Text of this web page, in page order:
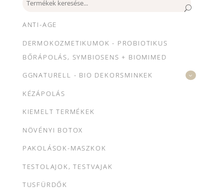
ANTI-AGE
DERMOKOZMETIKUMOK - PROBIOTIKUS
BŐRÁPOLÁS, SYMBIOSENS + BIOMIMED
GGNATURELL - BIO DEKORSMINKEK
KÉZÁPOLÁS
KIEMELT TERMÉKEK
NÖVÉNYI BOTOX
PAKOLÁSOK-MASZKOK
TESTOLAJOK, TESTVAJAK
TUSFÜRDŐK